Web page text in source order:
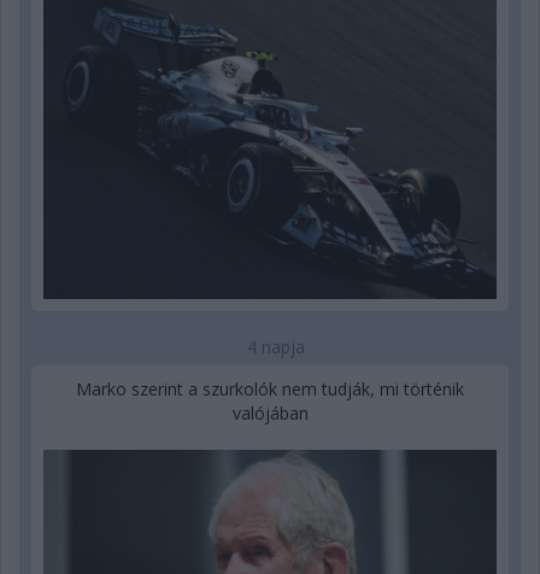
4 napja
Marko szerint a szurkolók nem tudják, mi történik
valójában